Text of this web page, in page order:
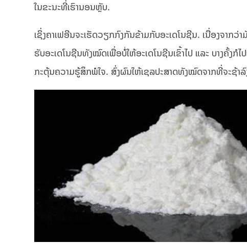
ໃນຂະນະທີ່ເຮົານອນຫຼັບ.
ເຊິ່ງຄາເຟອີນຈະເຮັດວຽກກົງກັນຂ້າມກັບອະເດໂນຊີນ. ເນື່ອງຈາກວ່
ຮັບອະເດໂນຊີນທັງໝົດເພື່ອບໍ່ໃຫ້ອະເດໂນຊີນເຂົ້າໄປ ແລະ ບາງຄັ້
ກະຕຸ້ນຄວາມຮູ້ສຶກພໍໃຈ. ສົ່ງຜົນໃຫ້ເຊລປະສາດທັງໝົດຈາກທີ່ຈະຊ້